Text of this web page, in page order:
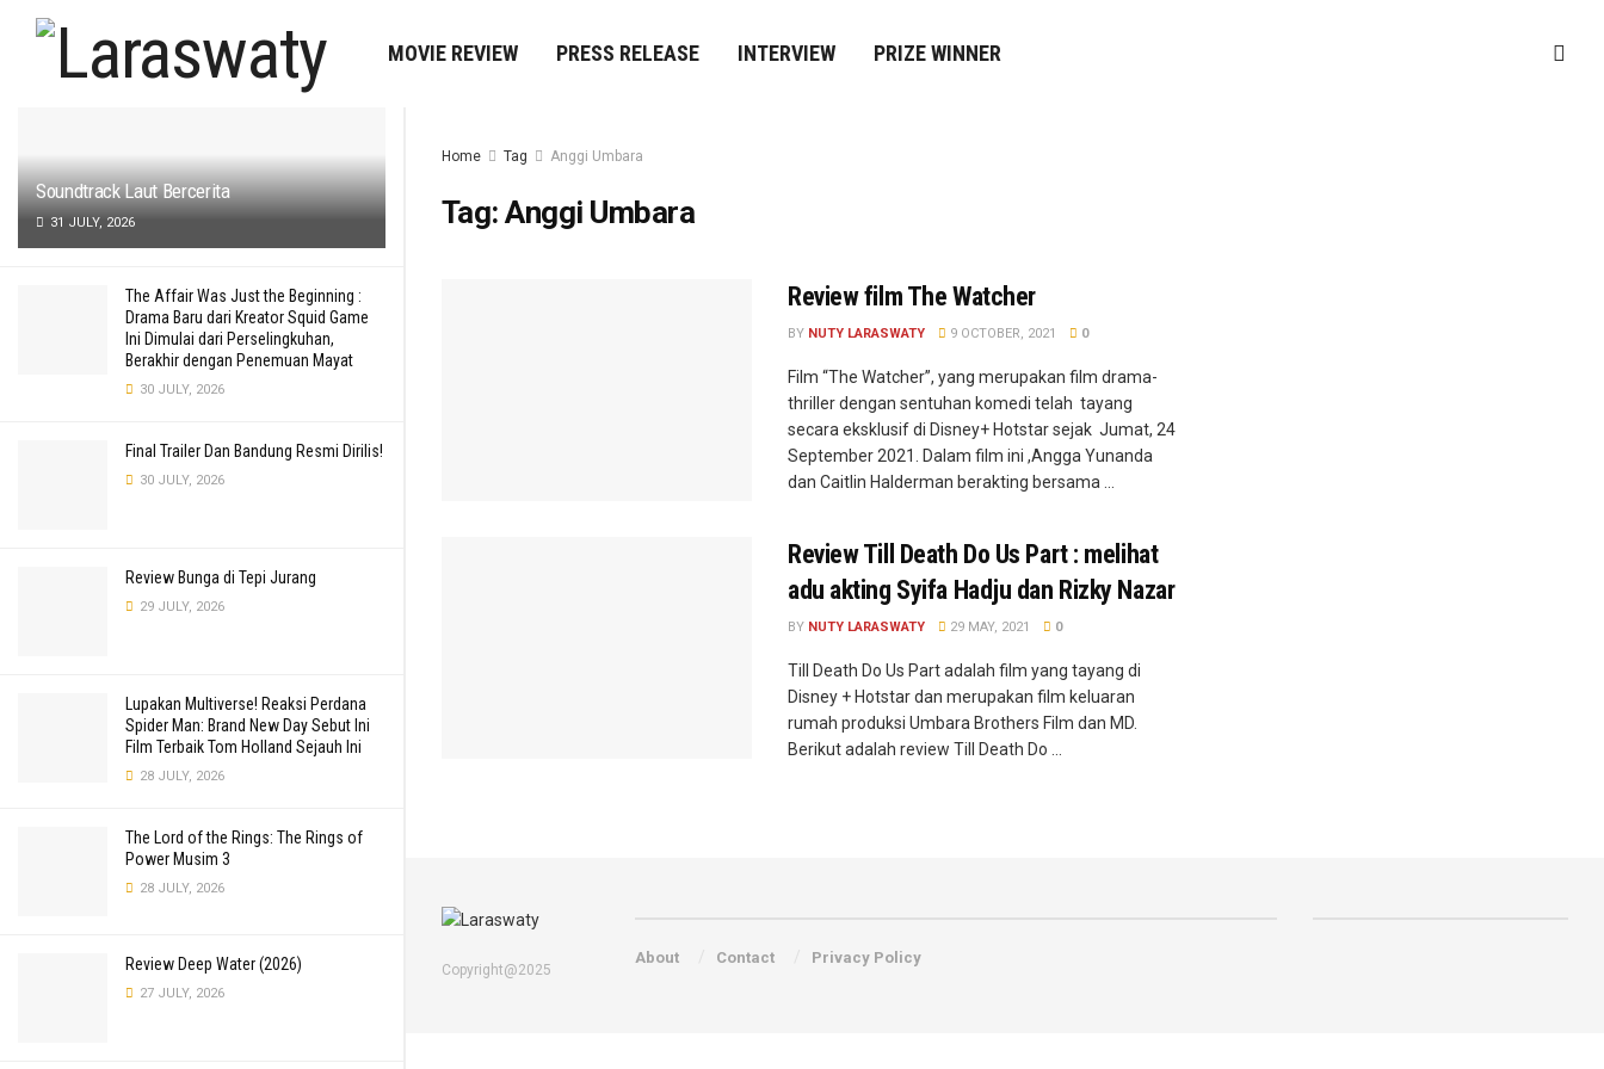
LATEST
Soundtrack Laut Bercerita
31 JULY, 2026
The Affair Was Just the Beginning :
Drama Baru dari Kreator Squid Game
Ini Dimulai dari Perselingkuhan,
Berakhir dengan Penemuan Mayat
30 JULY, 2026
Final Trailer Dan Bandung Resmi Dirilis!
30 JULY, 2026
Review Bunga di Tepi Jurang
29 JULY, 2026
Lupakan Multiverse! Reaksi Perdana
Spider Man: Brand New Day Sebut Ini
Film Terbaik Tom Holland Sejauh Ini
28 JULY, 2026
The Lord of the Rings: The Rings of
Power Musim 3
28 JULY, 2026
Review Deep Water (2026)
27 JULY, 2026
MOVIE REVIEW PRESS RELEASE INTERVIEW PRIZE WINNER
Home Tag Anggi Umbara
Tag:Anggi Umbara
Review film The Watcher
BY NUTY LARASWATY 9 OCTOBER, 2021 0
Film “The Watcher”, yang merupakan film drama-
thriller dengan sentuhan komedi telah tayang
secara eksklusif di Disney+ Hotstar sejak Jumat, 24
September 2021. Dalam film ini ,Angga Yunanda
dan Caitlin Halderman berakting bersama ...
Review Till Death Do Us Part : melihat
adu akting Syifa Hadju dan Rizky Nazar
BY NUTY LARASWATY 29 MAY, 2021 0
Till Death Do Us Part adalah film yang tayang di
Disney + Hotstar dan merupakan film keluaran
rumah produksi Umbara Brothers Film dan MD.
Berikut adalah review Till Death Do ...
Copyright@2025
About Contact Privacy Policy